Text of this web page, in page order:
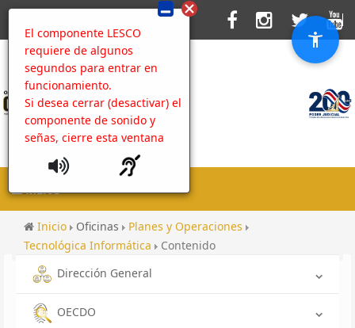
El componente LESCO
requiere de algunos
segundos para entrar en
funcionamiento.
Si desea cerrar (desactivar) el
componente de sonido y
señas, cierre esta ventana
MENU
Inicio Oficinas
Planes y Operaciones
Tecnológica Informática
Contenido
Dirección General
OECDO